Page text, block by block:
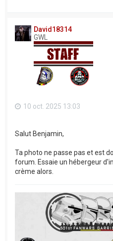
David18314
GWL
10 oct. 2025 13:03
Salut Benjamin,
Ta photo ne passe pas et est
forum. Essaie un hébergeur
crème alors.